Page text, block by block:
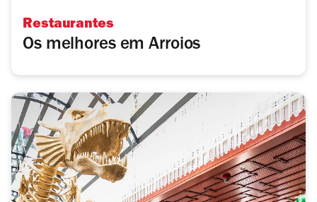
Restaurantes
Os melhores em Arroios